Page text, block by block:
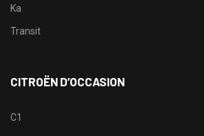
Ka
Transit
CITROËN D’OCCASION
C1